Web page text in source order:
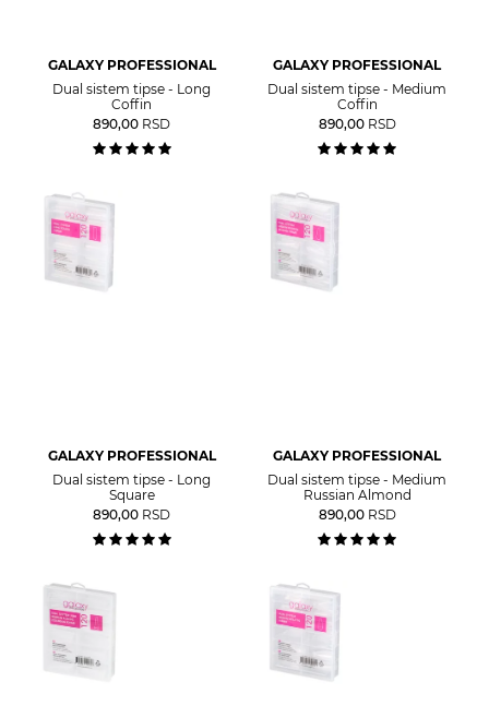
GALAXY PROFESSIONAL
Dual sistem tipse - Long
Coffin
890,00 RSD
GALAXY PROFESSIONAL
Dual sistem tipse - Medium
Coffin
890,00 RSD
GALAXY PROFESSIONAL
Dual sistem tipse - Long
Square
890,00 RSD
GALAXY PROFESSIONAL
Dual sistem tipse - Medium
Russian Almond
890,00 RSD